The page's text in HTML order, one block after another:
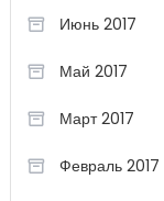
Июнь 2017
Май 2017
Март 2017
Февраль 2017